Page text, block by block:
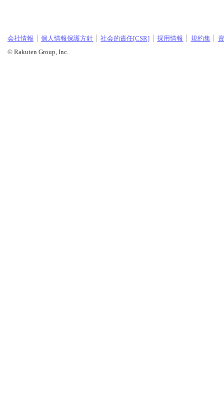
会社情報 個人情報保護方針 社会的責任[CSR] 採用情報 規約集
© Rakuten Group, Inc.